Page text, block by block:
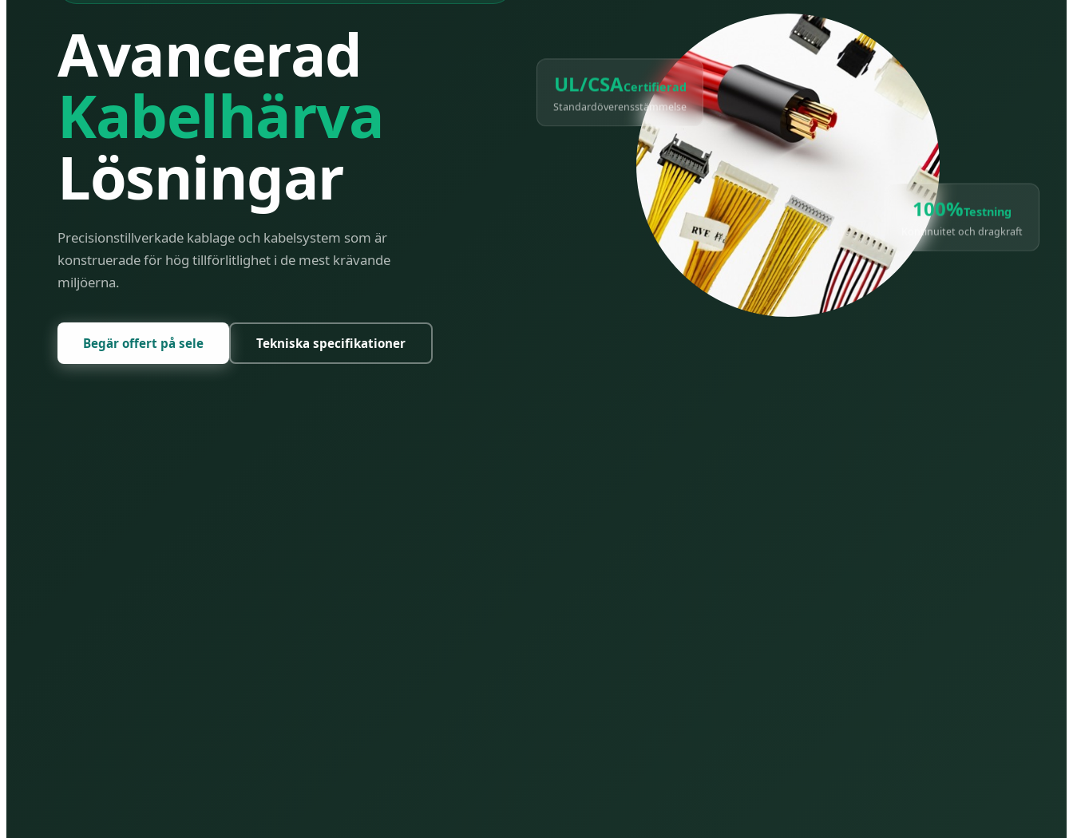
Avancerad
Kabelhärva
Lösningar
Precisionstillverkade kablage och kabelsystem som är
konstruerade för hög tillförlitlighet i de mest krävande
miljöerna.
Begär offert på sele Tekniska specifikationer
UL/CSA Certifierad
Standardöverensstämmelse
100%Testning
Kontinuitet och dragkraft